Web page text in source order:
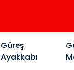
Güreş
Ayakkabı